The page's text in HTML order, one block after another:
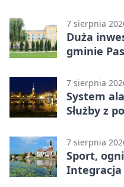
7 sierpnia
Duża
gminie
7 sierpnia
System
Służby z
7 sierpnia
Sport,
Integracja